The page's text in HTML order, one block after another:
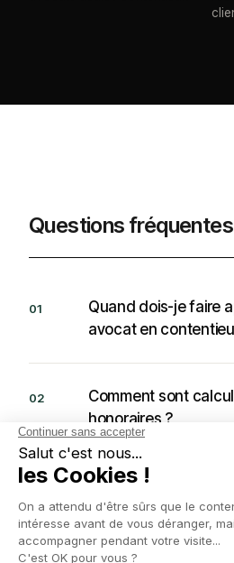
Questions fréquentes
01
Quand dois-je faire
avocat en
02
Comment sont
honoraires ?
03
Comment récupérer
impayées ?